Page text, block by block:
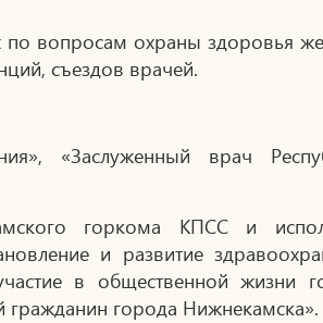
по вопросам охраны здоровья
съездов врачей.
«Заслуженный врач
горкома КПСС и
и развитие
в общественной жизни
города Нижнекамска».